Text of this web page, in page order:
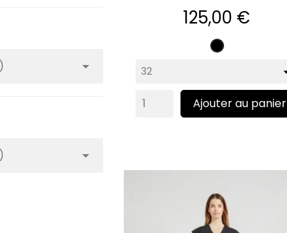


Prix
125,00 €
Noir
Ajouter au panier